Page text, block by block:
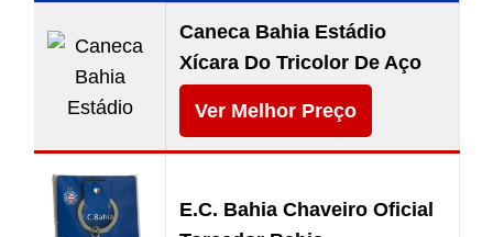
Caneca Bahia Estádio
Xícara Do Tricolor De Aço
Ver Melhor Preço
E.C. Bahia Chaveiro Oficial